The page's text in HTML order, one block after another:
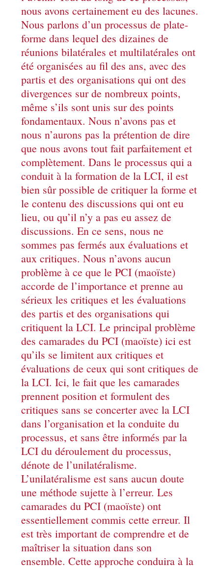
nous avons certainement eu des lacunes.
Nous parlons d’un processus de plate-
forme dans lequel des dizaines de
réunions bilatérales et multilatérales ont
été organisées au fil des ans, avec des
partis et des organisations qui ont des
divergences sur de nombreux points,
même s’ils sont unis sur des points
fondamentaux. Nous n’avons pas et
nous n’aurons pas la prétention de dire
que nous avons tout fait parfaitement et
complètement. Dans le processus qui a
conduit à la formation de la LCI, il est
bien sûr possible de critiquer la forme et
le contenu des discussions qui ont eu
lieu, ou qu’il n’y a pas eu assez de
discussions. En ce sens, nous ne
sommes pas fermés aux évaluations et
aux critiques. Nous n’avons aucun
problème à ce que le PCI (maoïste)
accorde de l’importance et prenne au
sérieux les critiques et les évaluations
des partis et des organisations qui
critiquent la LCI. Le principal problème
des camarades du PCI (maoïste) ici est
qu’ils se limitent aux critiques et
évaluations de ceux qui sont critiques de
la LCI. Ici, le fait que les camarades
prennent position et formulent des
critiques sans se concerter avec la LCI
dans l’organisation et la conduite du
processus, et sans être informés par la
LCI du déroulement du processus,
dénote de l’unilatéralisme.
L’unilatéralisme est sans aucun doute
une méthode sujette à l’erreur. Les
camarades du PCI (maoïste) ont
essentiellement commis cette erreur. Il
est très important de comprendre et de
maîtriser la situation dans son
ensemble. Cette approche conduira à la